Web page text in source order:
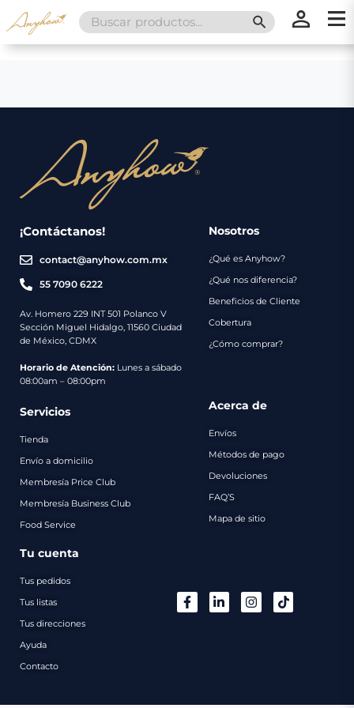
Search
for:
SEARCH
¡Contáctanos!
contact@anyhow.com.mx
55 7090 6222
Av. Homero 229 INT 501 Polanco V
Sección Miguel Hidalgo, 11560 Ciudad
de México, CDMX
Horario de Atención: Lunes a sábado
08:00am – 08:00pm
Nosotros
¿Qué es Anyhow?
¿Qué nos diferencia?
Beneficios de Cliente
Cobertura
¿Cómo comprar?
Servicios
Tienda
Envío a domicilio
Membresía Price Club
Membresía Business Club
Food Service
Acerca de
Envíos
Métodos de pago
Devoluciones
FAQ’S
Mapa de sitio
Tu cuenta
Tus pedidos
Tus listas
Tus direcciones
Ayuda
Contacto
Nosotros
Servicios
Envíos
Métodos
de
Catálogo
Regalos
Contacto